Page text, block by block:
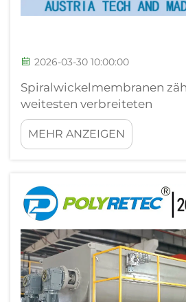
2026-03-30 10:00:00
Spiralwickelmembranen
weitesten verbreiteten
Membrankonfigurationen in
Wasseraufbereitungs- und
Diese hochentwickelten
die Membranoberfläche
MEHR ANZEIGEN